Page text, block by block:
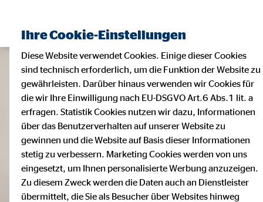
Ihre Cookie-Einstellungen
Diese Website verwendet Cookies. Einige dieser Cookies
sind technisch erforderlich, um die Funktion der Website zu
gewährleisten. Darüber hinaus verwenden wir Cookies für
die wir Ihre Einwilligung nach EU-DSGVO Art.6 Abs.1 lit. a
erfragen. Statistik Cookies nutzen wir dazu, Informationen
über das Benutzerverhalten auf unserer Website zu
gewinnen und die Website auf Basis dieser Informationen
stetig zu verbessern. Marketing Cookies werden von uns
eingesetzt, um Ihnen personalisierte Werbung anzuzeigen.
Zu diesem Zweck werden die Daten auch an Dienstleister
übermittelt, die Sie als Besucher über Websites hinweg